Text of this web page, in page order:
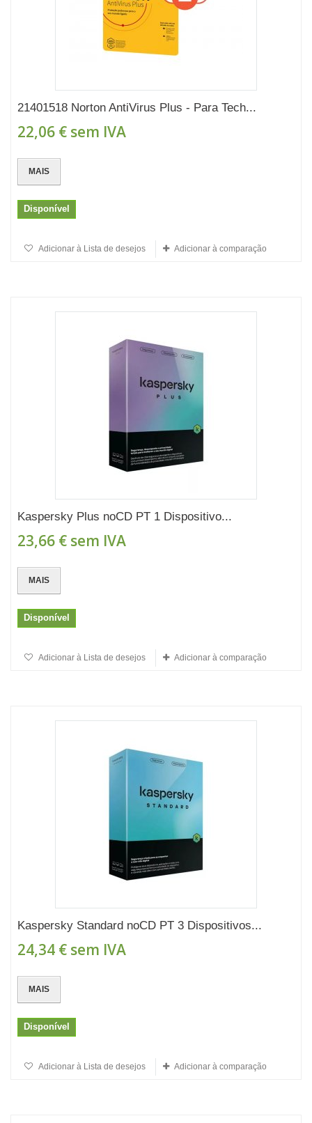
21401518 Norton AntiVirus Plus - Para Tech...
22,06 € sem IVA
MAIS
Disponível
Adicionar à Lista de desejos Adicionar à comparação
Kaspersky Plus noCD PT 1 Dispositivo...
23,66 € sem IVA
MAIS
Disponível
Adicionar à Lista de desejos Adicionar à comparação
Kaspersky Standard noCD PT 3 Dispositivos...
24,34 € sem IVA
MAIS
Disponível
Adicionar à Lista de desejos Adicionar à comparação